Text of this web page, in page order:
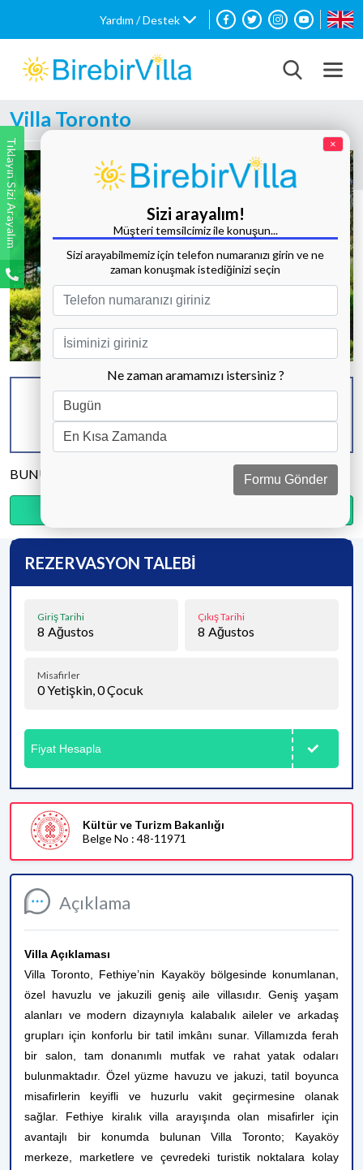
Yardım / Destek
Villa Toronto
Tüm Fotoğrafları Göster
KAPASİTE
6 KİŞİ
BANYO & WC
3 ADET
YATAK ODASI
BUNU PAYLAŞ
Açıklama
Villa Açıklaması
Villa Toronto, Fethiye’nin Kayaköy bölgesinde konumlanan,
özel havuzlu ve jakuzili geniş aile villasıdır. Geniş yaşam
alanları ve modern dizaynıyla kalabalık aileler ve arkadaş
grupları için konforlu bir tatil imkânı sunar. Villamızda ferah
bir salon, tam donanımlı mutfak ve rahat yatak odaları
bulunmaktadır. Özel yüzme havuzu ve jakuzi, tatil boyunca
misafirlerin keyifli ve huzurlu vakit geçirmesine olanak
sağlar. Fethiye kiralık villa arayışında olan misafirler için
avantajlı bir konumda bulunan Villa Toronto; Kayaköy
merkeze, marketlere ve çevredeki turistik noktalara kolay
REZERVASYON TALEBİ
Giriş Tarihi
8 Ağustos
Çıkış Tarihi
8 Ağustos
Misafirler
0Yetişkin,0Çocuk
Fiyat Hesapla
Kültür ve Turizm Bakanlığı
Belge No : 48-11971
Tıklayın Sizi Arayalım ×
Sizi arayalım!
Müşteri temsilcimiz ile konuşun...
Sizi arayabilmemiz için telefon numaranızı girin ve ne
zaman konuşmak istediğinizi seçin
Ne zaman aramamızı istersiniz ?
Formu Gönder